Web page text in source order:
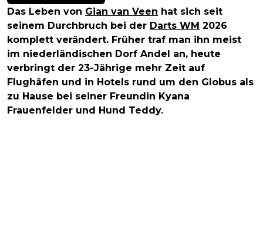
Das Leben von Gian van Veen hat sich seit
seinem Durchbruch bei der Darts WM 2026
komplett verändert. Früher traf man ihn meist
im niederländischen Dorf Andel an, heute
verbringt der 23-Jährige mehr Zeit auf
Flughäfen und in Hotels rund um den Globus als
zu Hause bei seiner Freundin Kyana
Frauenfelder und Hund Teddy.